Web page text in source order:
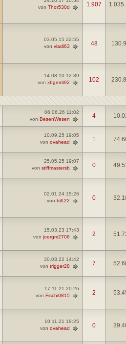
von Thor530d 1.907
03.05.15 22:55
von vladi63 48
14.08.10 12:39
von xbgerrit92 102
06.06.26 11:02
von BesenWesen 4
10.09.25 19:05
von ovahead 1
25.05.25 19:07
von stiffmastersb 0
02.01.24 15:26
von bill-22 0
15.03.23 17:43
von joergm2706 2
30.03.22 14:42
von trigger28 7
17.11.21 20:26
von Fischi0815 2
10.11.21 18:25
von ovahead 0